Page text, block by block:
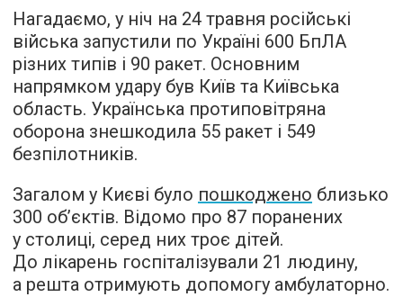
Нагадаємо, у ніч на 24 травня російські
війська запустили по Україні 600 БпЛА
різних типів і 90 ракет. Основним
напрямком удару був Київ та Київська
область. Українська протиповітряна
оборона знешкодила 55 ракет і 549
безпілотників.
Загалом у Києві було пошкоджено близько
300 обʼєктів. Відомо про 87 поранених
у столиці, серед них троє дітей.
До лікарень госпіталізували 21 людину,
а решта отримують допомогу амбулаторно.